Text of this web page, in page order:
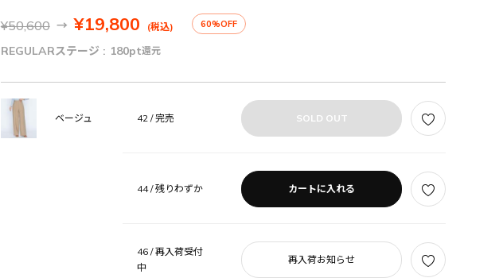
¥50,600 → ¥19,800 (税込) 60%OFF
REGULARステージ : 180pt還元
ベージュ 42 /完売 SOLD OUT
44 /残りわずか カートに入れる
46 /再入荷受付
中
再入荷お知らせ